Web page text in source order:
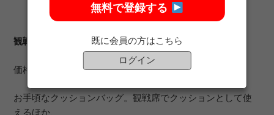
観戦用クッションバッグ
価格：1,500円
お手頃なクッションバッグ。観戦席でクッションとして使
えるほか、
無料で登録する
既に会員の方はこちら
ログイン